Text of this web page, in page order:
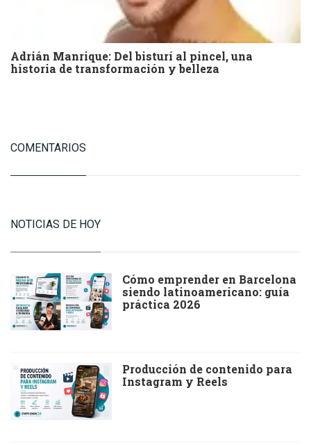
Adrián Manrique: Del bisturí al pincel, una
historia de transformación y belleza
COMENTARIOS
NOTICIAS DE HOY
Cómo emprender en Barcelona
siendo latinoamericano: guía
práctica 2026
Producción de contenido para
Instagram y Reels